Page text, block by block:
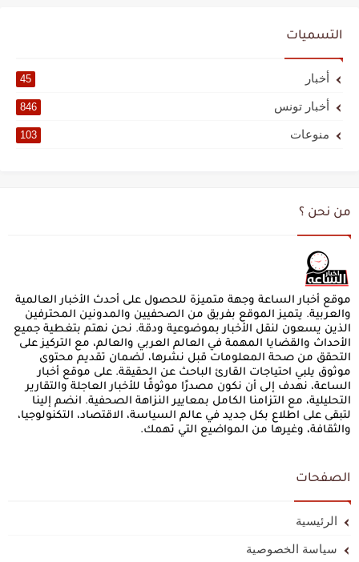
التسميات
أخبار 45
أخبار تونس 846
منوعات 103
من نحن ؟
موقع أخبار الساعة وجهة متميزة للحصول على أحدث الأخبار العالمية
والعربية. يتميز الموقع بفريق من الصحفيين والمدونين المحترفين
الذين يسعون لنقل الأخبار بموضوعية ودقة. نحن نهتم بتغطية جميع
الأحداث والقضايا المهمة في العالم العربي والعالم، مع التركيز على
التحقق من صحة المعلومات قبل نشرها، لضمان تقديم محتوى
موثوق يلبي احتياجات القارئ الباحث عن الحقيقة. على موقع أخبار
الساعة، نهدف إلى أن نكون مصدرًا موثوقًا للأخبار العاجلة والتقارير
التحليلية، مع التزامنا الكامل بمعايير النزاهة الصحفية. انضم إلينا
لتبقى على اطلاع بكل جديد في عالم السياسة، الاقتصاد، التكنولوجيا،
والثقافة، وغيرها من المواضيع التي تهمك.
الصفحات
الرئيسية
سياسة الخصوصية